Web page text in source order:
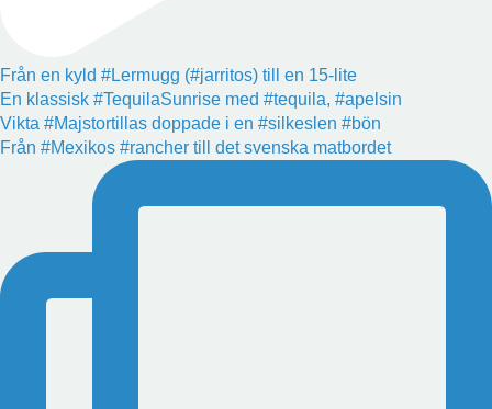
Från en kyld #Lermugg (#jarritos) till en 15-lite
En klassisk #TequilaSunrise med #tequila, #apelsin
Vikta #Majstortillas doppade i en #silkeslen #bön
Från #Mexikos #rancher till det svenska matbordet